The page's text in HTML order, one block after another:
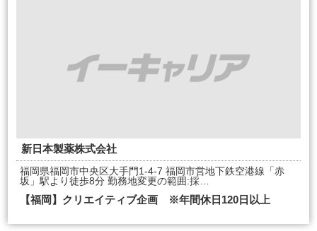
新日本製薬株式会社
福岡県福岡市中央区大手門1-4-7 福岡市営地下鉄空港線「赤
坂」駅より徒歩8分 勤務地変更の範囲:採…
【福岡】クリエイティブ企画 ※年間休日120日以上